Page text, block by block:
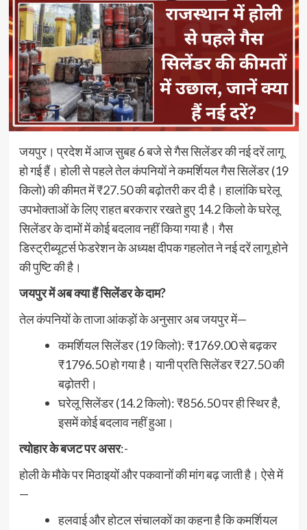
जयपुर। प्रदेश में आज सुबह 6 बजे से गैस सिलेंडर की नई दरें लागू
हो गई हैं। होली से पहले तेल कंपनियों ने कमर्शियल गैस सिलेंडर (19
किलो) की कीमत में ₹27.50 की बढ़ोतरी कर दी है। हालांकि घरेलू
उपभोक्ताओं के लिए राहत बरकरार रखते हुए 14.2 किलो के घरेलू
सिलेंडर के दामों में कोई बदलाव नहीं किया गया है। गैस
डिस्ट्रीब्यूटर्स फेडरेशन के अध्यक्ष दीपक गहलोत ने नई दरें लागू होने
की पुष्टि की है।
जयपुर में अब क्या हैं सिलेंडर के दाम?
तेल कंपनियों के ताजा आंकड़ों के अनुसार अब जयपुर में—
कमर्शियल सिलेंडर (19 किलो): ₹1769.00 से बढ़कर
₹1796.50 हो गया है। यानी प्रति सिलेंडर ₹27.50 की
बढ़ोतरी।
घरेलू सिलेंडर (14.2 किलो): ₹856.50 पर ही स्थिर है,
इसमें कोई बदलाव नहीं हुआ।
त्योहार के बजट पर असर:-
होली के मौके पर मिठाइयों और पकवानों की मांग बढ़ जाती है। ऐसे में
—
हलवाई और होटल संचालकों का कहना है कि कमर्शियल